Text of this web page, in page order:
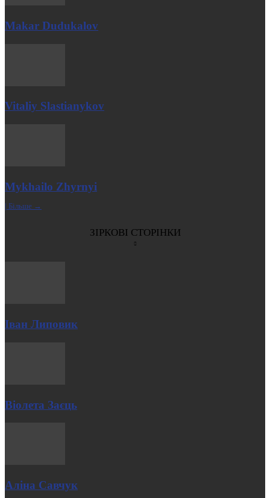
Makar Dudukalov
Vitaliy Slastianykov
Mykhailo Zhyrnyi
| Більше →
ЗІРКОВІ СТОРІНКИ
Іван Липовик
Віолета Заєць
Аліна Савчук